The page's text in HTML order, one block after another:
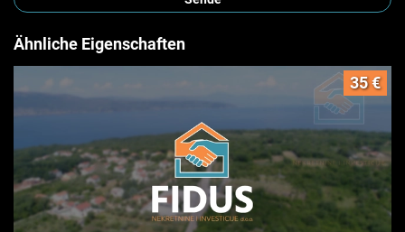
Ähnliche Eigenschaften
35 €